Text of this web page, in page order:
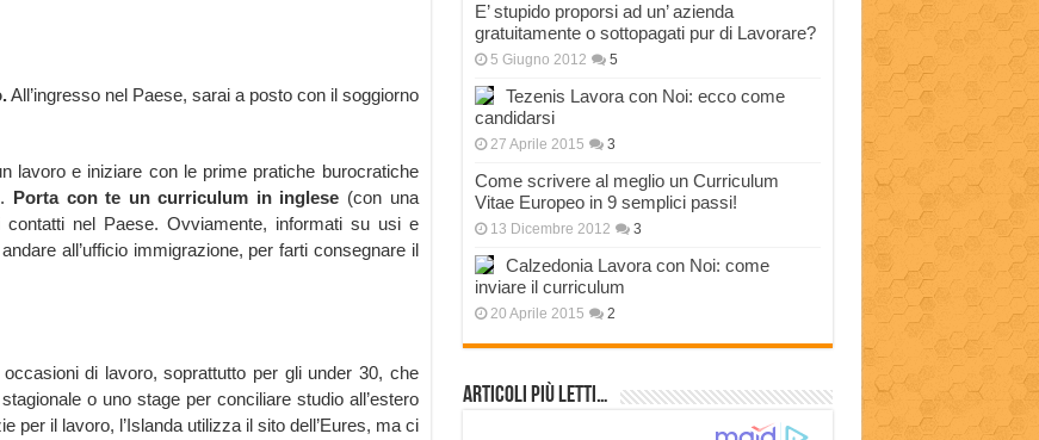
All’ingresso nel Paese, sarai a posto con il soggiorno
lavoro e iniziare con le prime pratiche burocratiche
Porta con te un curriculum in inglese (con una
nel Paese. Ovviamente, informati su usi e
all’ufficio immigrazione, per farti consegnare il
di lavoro, soprattutto per gli under 30, che
o uno stage per conciliare studio all’estero
per il lavoro, l’Islanda utilizza il sito dell’Eures, ma ci
E’ stupido proporsi ad un’ azienda
gratuitamente o sottopagati pur di Lavorare?
5 Giugno 2012 5
Tezenis Lavora con Noi: ecco come
candidarsi
27 Aprile 2015 3
Come scrivere al meglio un Curriculum
Vitae Europeo in 9 semplici passi!
13 Dicembre 2012 3
Calzedonia Lavora con Noi: come
inviare il curriculum
20 Aprile 2015 2
Articoli più Letti…